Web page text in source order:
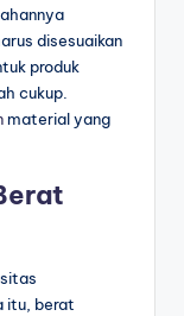
disesuaikan
produk
cukup.
material yang
itu, berat